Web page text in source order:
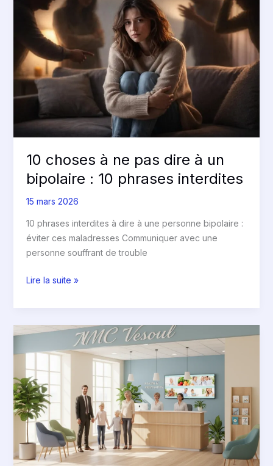
10 choses à ne pas dire à un
bipolaire : 10 phrases interdites
15 mars 2026
10 phrases interdites à dire à une personne bipolaire :
éviter ces maladresses Communiquer avec une
personne souffrant de trouble
ne
dire
à
un
bipolaire
phrases
interdites
Lire la suite »
Mutuelle
:
Votre
partenaire
local
pour
santé,
prévoyance